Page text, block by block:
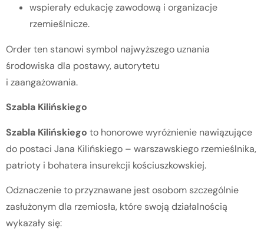
wspierały edukację zawodową i organizacje
rzemieślnicze.
Order ten stanowi symbol najwyższego uznania
środowiska dla postawy, autorytetu
i zaangażowania.
Szabla Kilińskiego
Szabla Kilińskiego to honorowe wyróżnienie nawiązujące
do postaci Jana Kilińskiego – warszawskiego rzemieślnika,
patrioty i bohatera insurekcji kościuszkowskiej.
Odznaczenie to przyznawane jest osobom szczególnie
zasłużonym dla rzemiosła, które swoją działalnością
wykazały się: